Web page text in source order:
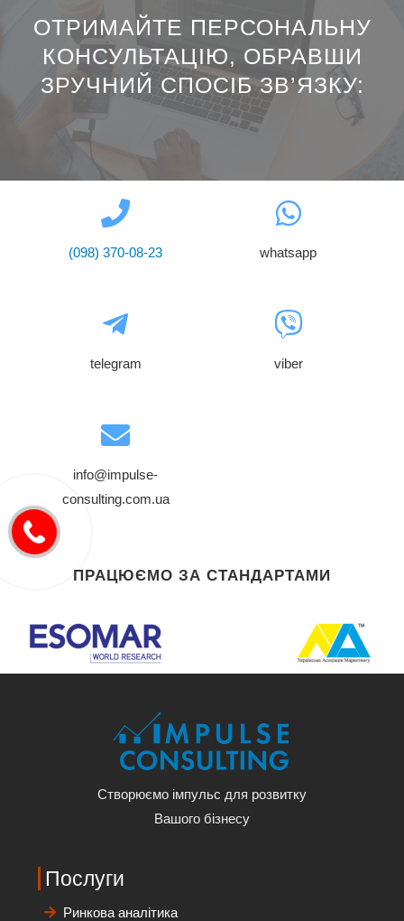
ОТРИМАЙТЕ ПЕРСОНАЛЬНУ
КОНСУЛЬТАЦІЮ, ОБРАВШИ
ЗРУЧНИЙ СПОСІБ ЗВ’ЯЗКУ:​
(098) 370-08-23 whatsapp
telegram viber
info@impulse-
consulting.com.ua
ПРАЦЮЄМО ЗА СТАНДАРТАМИ
Створюємо імпульс для розвитку
Вашого бізнесу
Послуги
Ринкова аналітика